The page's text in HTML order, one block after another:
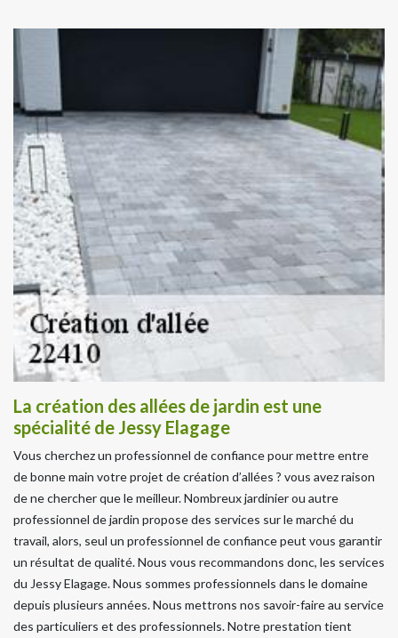
La création des allées de jardin est une
spécialité de Jessy Elagage
Vous cherchez un professionnel de confiance pour mettre entre
de bonne main votre projet de création d’allées ? vous avez raison
de ne chercher que le meilleur. Nombreux jardinier ou autre
professionnel de jardin propose des services sur le marché du
travail, alors, seul un professionnel de confiance peut vous garantir
un résultat de qualité. Nous vous recommandons donc, les services
du Jessy Elagage. Nous sommes professionnels dans le domaine
depuis plusieurs années. Nous mettrons nos savoir-faire au service
des particuliers et des professionnels. Notre prestation tient